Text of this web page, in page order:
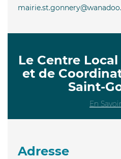
Le Centre
et de
Saint-
En
Adresse